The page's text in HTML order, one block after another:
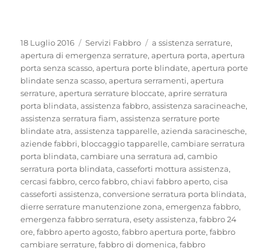
Pubblicato
il
18 Luglio 2016 Categorie
Servizi Fabbro Tag
a ssistenza serrature,
apertura di emergenza serrature,apertura porta,apertura
porta senza scasso,apertura porte blindate,apertura porte
blindate senza scasso,apertura serramenti,apertura
serrature,apertura serrature bloccate,aprire serratura
porta blindata,assistenza fabbro,assistenza saracineache,
assistenza serratura fiam,assistenza serrature porte
blindate atra,assistenza tapparelle,azienda saracinesche,
aziende fabbri, bloccaggio tapparelle,cambiare serratura
porta blindata,cambiare una serratura ad,cambio
serratura porta blindata,casseforti mottura assistenza,
cercasi fabbro,cerco fabbro,chiavi fabbro aperto,cisa
casseforti assistenza,conversione serratura porta blindata,
dierre serrature manutenzione zona,emergenza fabbro,
emergenza fabbro serratura,esety assistenza,fabbro 24
ore,fabbro aperto agosto,fabbro apertura porte,fabbro
cambiare serrature,fabbro di domenica,fabbro